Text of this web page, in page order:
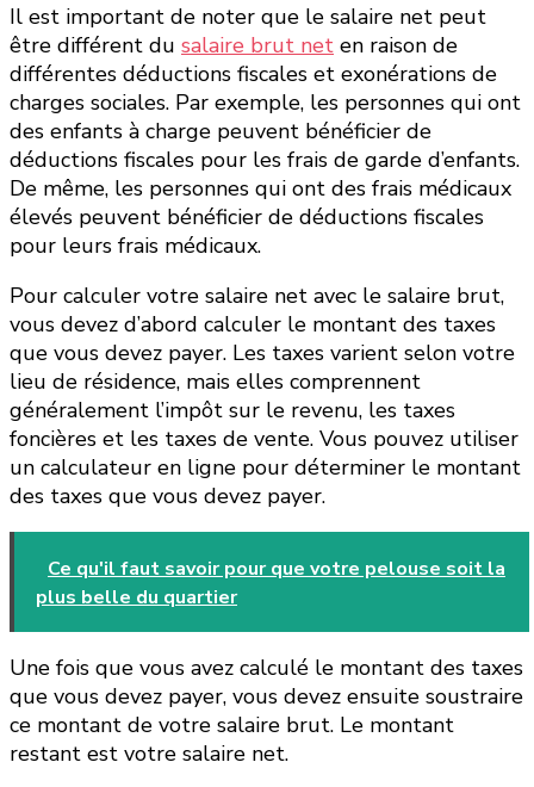
Il est important de noter que le salaire net peut
être différent du salaire brut net en raison de
différentes déductions fiscales et exonérations de
charges sociales. Par exemple, les personnes qui ont
des enfants à charge peuvent bénéficier de
déductions fiscales pour les frais de garde d’enfants.
De même, les personnes qui ont des frais médicaux
élevés peuvent bénéficier de déductions fiscales
pour leurs frais médicaux.
Pour calculer votre salaire net avec le salaire brut,
vous devez d’abord calculer le montant des taxes
que vous devez payer. Les taxes varient selon votre
lieu de résidence, mais elles comprennent
généralement l’impôt sur le revenu, les taxes
foncières et les taxes de vente. Vous pouvez utiliser
un calculateur en ligne pour déterminer le montant
des taxes que vous devez payer.
Ce qu'il faut savoir pour que votre pelouse soit la
plus belle du quartier
Une fois que vous avez calculé le montant des taxes
que vous devez payer, vous devez ensuite soustraire
ce montant de votre salaire brut. Le montant
restant est votre salaire net.